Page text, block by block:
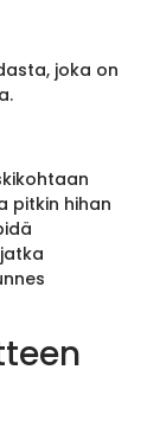
joka on
pitkin hihan